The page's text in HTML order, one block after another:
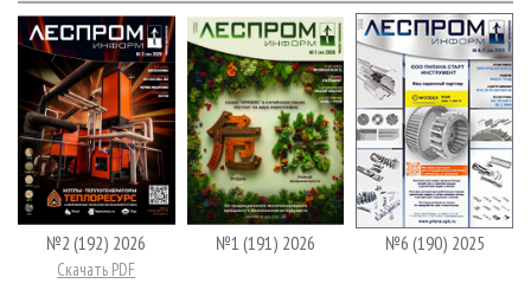
№2 (192) 2026
Скачать PDF
№1 (191) 2026 №6 (190) 2025